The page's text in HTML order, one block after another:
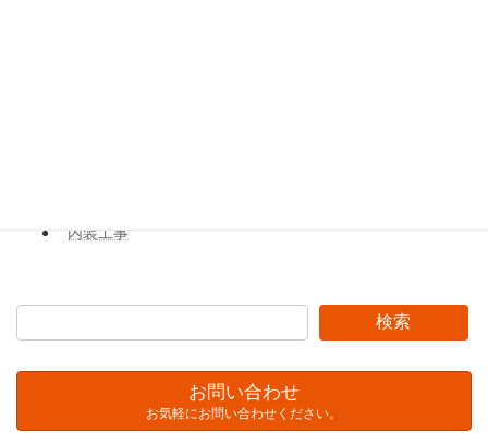
内装工事
検索
お問い合わせ
お気軽にお問い合わせください。